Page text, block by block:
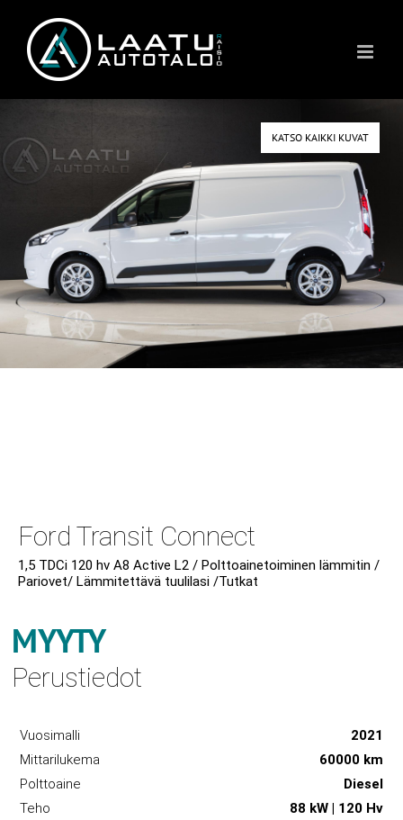
content
KATSO KAIKKI KUVAT
Ford Transit Connect
1,5 TDCi 120 hv A8 Active L2 / Polttoainetoiminen lämmitin /
Pariovet/ Lämmitettävä tuulilasi /Tutkat
MYYTY
Perustiedot
Vuosimalli
2021
Mittarilukema
60000 km
Polttoaine
Diesel
Teho
88 kW | 120 Hv